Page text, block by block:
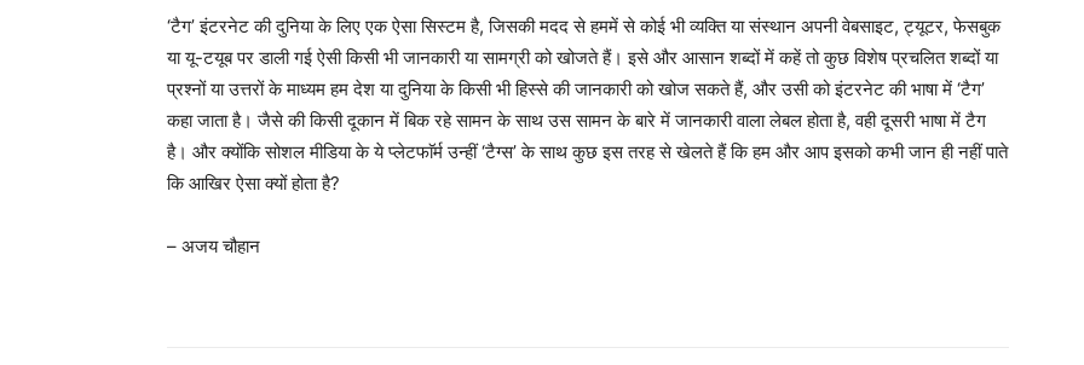
‘टैग’ इंटरनेट की दुनिया के लिए एक ऐसा सिस्टम है, जिसकी मदद से हममें से कोई भी व्यक्ति या संस्थान अपनी वेबसाइट, ट्यूटर, फेसबुक
या यू-टयूब पर डाली गई ऐसी किसी भी जानकारी या सामग्री को खोजते हैं। इसे और आसान शब्दों में कहें तो कुछ विशेष प्रचलित शब्दों या
प्रश्नों या उत्तरों के माध्यम हम देश या दुनिया के किसी भी हिस्से की जानकारी को खोज सकते हैं, और उसी को इंटरनेट की भाषा में ‘टैग’
कहा जाता है। जैसे की किसी दूकान में बिक रहे सामन के साथ उस सामन के बारे में जानकारी वाला लेबल होता है, वही दूसरी भाषा में टैग
है। और क्योंकि सोशल मीडिया के ये प्लेटफाॅर्म उन्हीं ‘टैग्स’ के साथ कुछ इस तरह से खेलते हैं कि हम और आप इसको कभी जान ही नहीं पाते
कि आखिर ऐसा क्यों होता है?
– अजय चौहान